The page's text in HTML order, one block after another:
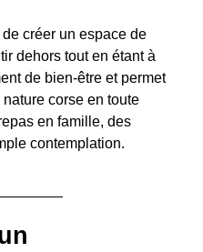
créer un espace de
dehors tout en étant à
de bien-être et permet
corse en toute
en famille, des
contemplation.